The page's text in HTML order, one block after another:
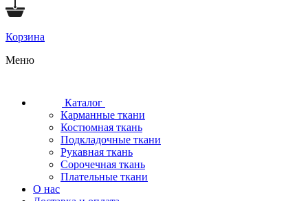
Корзина
Меню
Каталог
Карманные ткани
Костюмная ткань
Подкладочные ткани
Рукавная ткань
Сорочечная ткань
Плательные ткани
О нас